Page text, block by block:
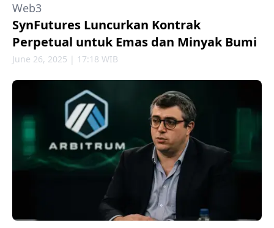
Web3
SynFutures Luncurkan Kontrak
Perpetual untuk Emas dan Minyak Bumi
June 26, 2025 | 17:18 WIB